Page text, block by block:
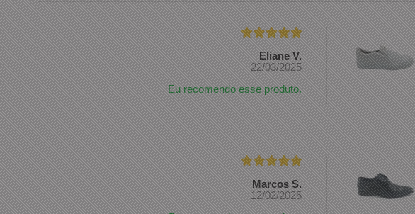
Eliane V.
22/03/2025
Eu recomendo esse produto.
Marcos S.
12/02/2025